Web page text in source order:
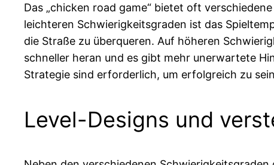
Das „chicken road game“ bietet oft
leichteren Schwierigkeitsgraden ist das
die Straße zu überqueren. Auf höheren
schneller heran und es gibt mehr unerwartete
Strategie sind erforderlich, um erfolgreich zu
Level-Designs und